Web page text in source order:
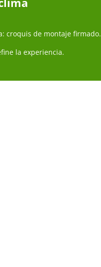
croquis de montaje firmado.
la experiencia.